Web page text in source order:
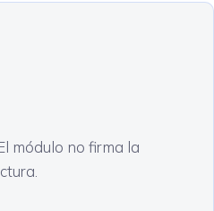
módulo no firma la